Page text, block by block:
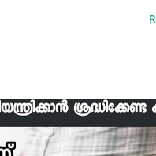
ഉപ്പും കുരുമുളകുപൊടിയും
സവാള എന്നിവ ചേർത്ത്
ചേർത്ത് ചൂടാക്കിയശേഷം